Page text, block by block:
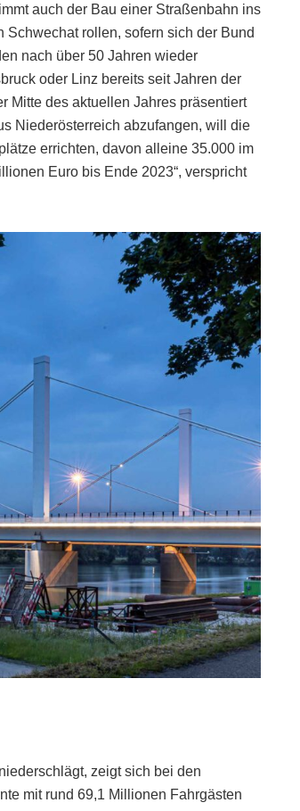
auch der Bau einer Straßenbahn ins
rollen, sofern sich der Bund
nach über 50 Jahren wieder
oder Linz bereits seit Jahren der
Mitte des aktuellen Jahres präsentiert
Niederösterreich abzufangen, will die
errichten, davon alleine 35.000 im
Euro bis Ende 2023“, verspricht
zeigt sich bei den
mit rund 69,1 Millionen Fahrgästen